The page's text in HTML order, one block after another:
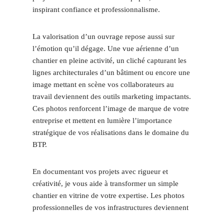
inspirant confiance et professionnalisme.
La valorisation d’un ouvrage repose aussi sur
l’émotion qu’il dégage. Une vue aérienne d’un
chantier en pleine activité, un cliché capturant les
lignes architecturales d’un bâtiment ou encore une
image mettant en scène vos collaborateurs au
travail deviennent des outils marketing impactants.
Ces photos renforcent l’image de marque de votre
entreprise et mettent en lumière l’importance
stratégique de vos réalisations dans le domaine du
BTP.
En documentant vos projets avec rigueur et
créativité, je vous aide à transformer un simple
chantier en vitrine de votre expertise. Les photos
professionnelles de vos infrastructures deviennent